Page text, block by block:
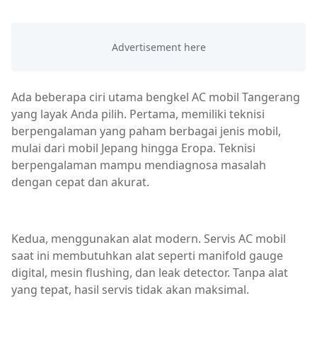
Ada beberapa ciri utama bengkel AC mobil Tangerang
yang layak Anda pilih. Pertama, memiliki teknisi
berpengalaman yang paham berbagai jenis mobil,
mulai dari mobil Jepang hingga Eropa. Teknisi
berpengalaman mampu mendiagnosa masalah
dengan cepat dan akurat.
Kedua, menggunakan alat modern. Servis AC mobil
saat ini membutuhkan alat seperti manifold gauge
digital, mesin flushing, dan leak detector. Tanpa alat
yang tepat, hasil servis tidak akan maksimal.